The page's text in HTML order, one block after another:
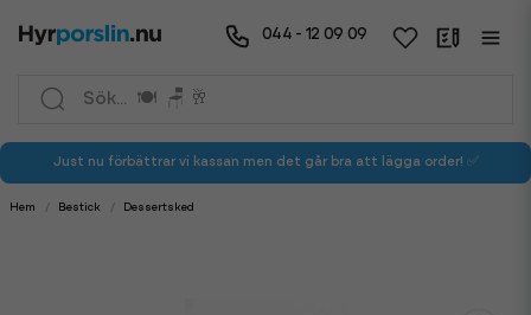
044 - 12 09 09
Just nu förbättrar vi kassan men det går bra att lägga order! ✅
Hem Bestick Dessertsked